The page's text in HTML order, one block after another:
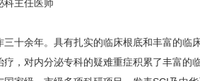
主任医师
余年。具有扎实的临床根底和丰富的临
，对内分泌专科的疑难重症积累了丰富